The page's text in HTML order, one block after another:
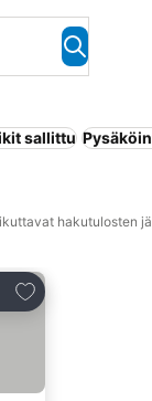
sallittu
hakutulosten
Lisää suosikkeihin